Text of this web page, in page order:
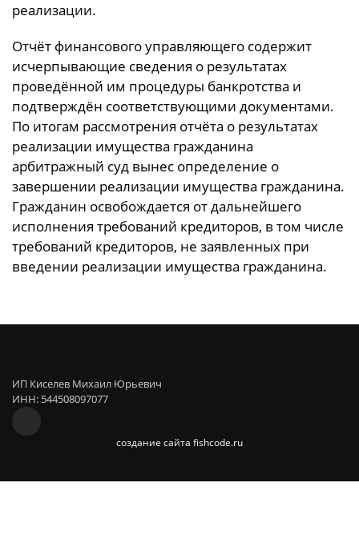
реализации.
Отчёт финансового управляющего содержит
исчерпывающие сведения о результатах
проведённой им процедуры банкротства и
подтверждён соответствующими документами.
По итогам рассмотрения отчёта о результатах
реализации имущества гражданина
арбитражный суд вынес определение о
завершении реализации имущества гражданина.
Гражданин освобождается от дальнейшего
исполнения требований кредиторов, в том числе
требований кредиторов, не заявленных при
введении реализации имущества гражданина.
ИП Киселев Михаил Юрьевич
ИНН: 544508097077
cоздание сайта fishcode.ru